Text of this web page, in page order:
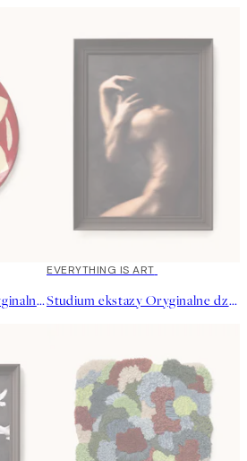
L’art de la Terre No3 Oryginalne Dzieło
EVERYTHING IS ART
Studium ekstazy Oryginalne dzieło sztuki